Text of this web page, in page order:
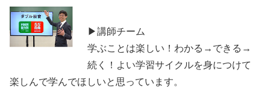
▶講師チーム
学ぶことは楽しい！わかる→できる→
続く！よい学習サイクルを身につけて
楽しんで学んでほしいと思っています。